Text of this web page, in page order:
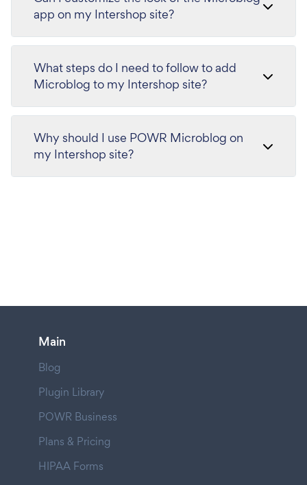
app on my Intershop site?
What steps do I need to follow to add
Microblog to my Intershop site?
Why should I use POWR Microblog on
my Intershop site?
Main
Blog
Plugin Library
POWR Business
Plans & Pricing
HIPAA Forms